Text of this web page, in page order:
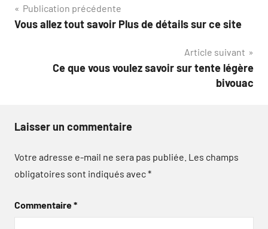
Navigation
de
Publication précédente
Vous allez tout savoir Plus de détails sur ce site
Article suivant
Ce que vous voulez savoir sur tente légère
bivouac
Laisser un commentaire
Votre adresse e-mail ne sera pas publiée. Les champs
obligatoires sont indiqués avec*
Commentaire*